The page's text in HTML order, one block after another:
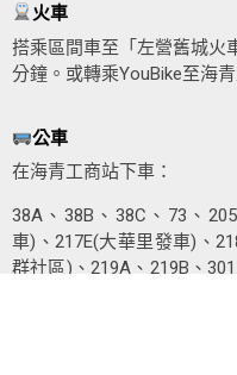
火車
搭乘區間車至「左營舊城火
分鐘。或轉乘YouBike至海
公車
在海青工商站下車：
38A、38B、38C、73、
車)、217E(大華里發車)、
群社區)、219A、219B、